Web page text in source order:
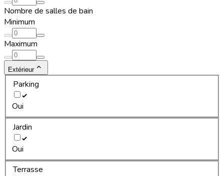
Nombre de salles de bain
Minimum
Maximum
Extérieur
Parking
Oui
Jardin
Oui
Terrasse